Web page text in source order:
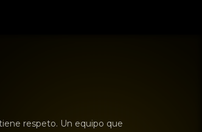
respeto. Un equipo que